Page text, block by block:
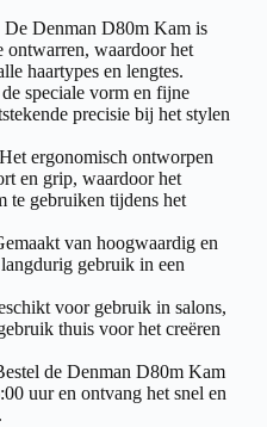
De Denman D80m Kam is
ontwarren, waardoor het
haartypes en lengtes.
speciale vorm en fijne
precisie bij het stylen
Het ergonomisch ontworpen
en grip, waardoor het
te gebruiken tijdens het
van hoogwaardig en
gebruik in een
voor gebruik in salons,
thuis voor het creëren
de Denman D80m Kam
uur en ontvang het snel en